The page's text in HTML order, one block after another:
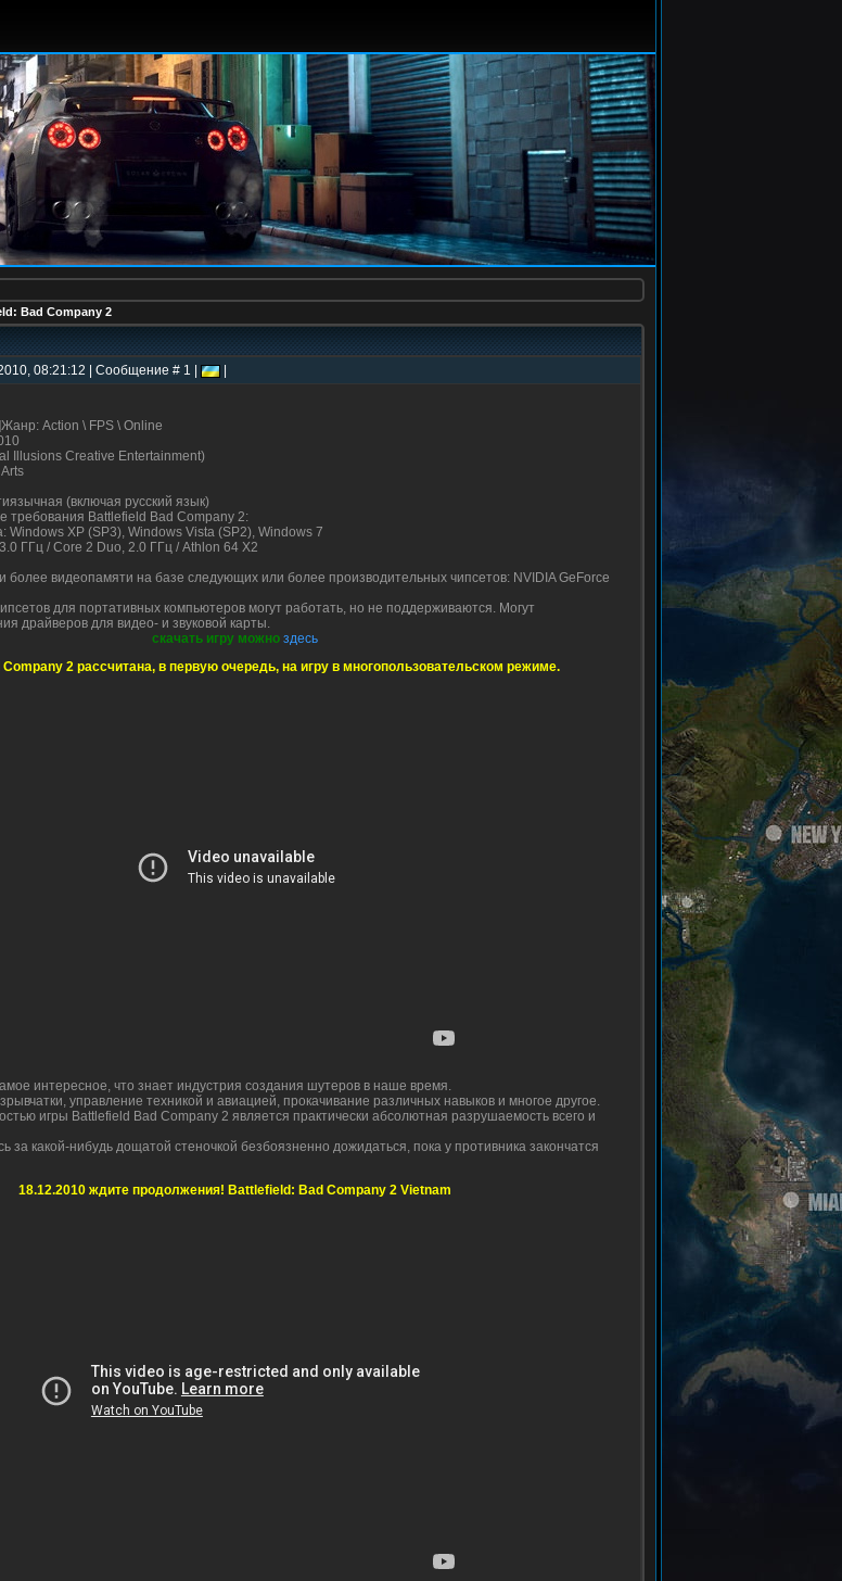
Bad Company 2
08:21:12 | Сообщение # 1 |
Action \ FPS \ Online
Illusions Creative Entertainment)
(включая русский язык)
требования Battlefield Bad Company 2:
Windows XP (SP3), Windows Vista (SP2), Windows 7
ГГц / Core 2 Duo, 2.0 ГГц / Athlon 64 X2
более видеопамяти на базе следующих или более производительных чипсетов: NVIDIA GeForce
для портативных компьютеров могут работать, но не поддерживаются. Могут
драйверов для видео- и звуковой карты.
скачать игру можно здесь
2 рассчитана, в первую очередь, на игру в многопользовательском режиме.
интересное, что знает индустрия создания шутеров в наше время.
управление техникой и авиацией, прокачивание различных навыков и многое другое.
игры Battlefield Bad Company 2 является практически абсолютная разрушаемость всего и
за какой-нибудь дощатой стеночкой безбоязненно дожидаться, пока у противника закончатся
18.12.2010 ждите продолжения! Battlefield: Bad Company 2 Vietnam